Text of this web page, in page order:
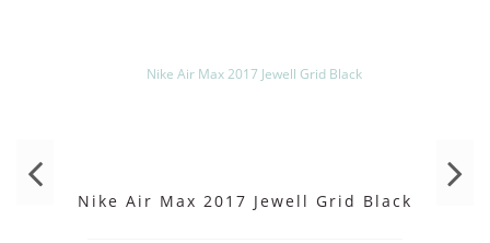
Nike Air Max 2017 Jewell Grid Black